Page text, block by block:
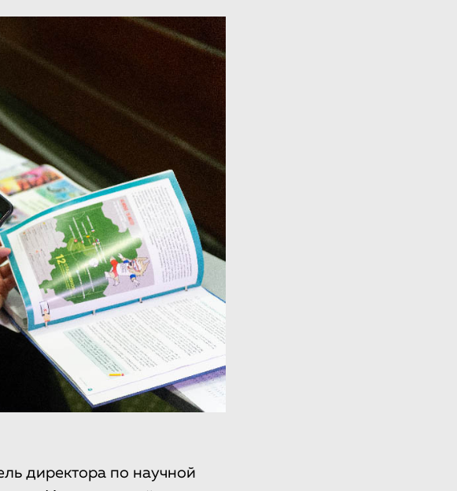
директора по научной